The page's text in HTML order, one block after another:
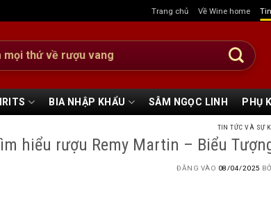
Trang chủ Về Wine home
BIA NHẬP KHẨU SÂM NGỌC LINH PHỤ
TIN TỨC VÀ SỰ
hiểu rượu Remy Martin – Biểu
ĐĂNG VÀO 08/04/2025